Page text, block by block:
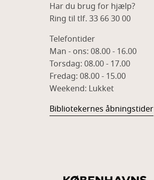
Har du brug for hjælp?
Ring til tlf. 33 66 30 00
Telefontider
Man - ons: 08.00 - 16.00
Torsdag: 08.00 - 17.00
Fredag: 08.00 - 15.00
Weekend: Lukket
Bibliotekernes åbningstider